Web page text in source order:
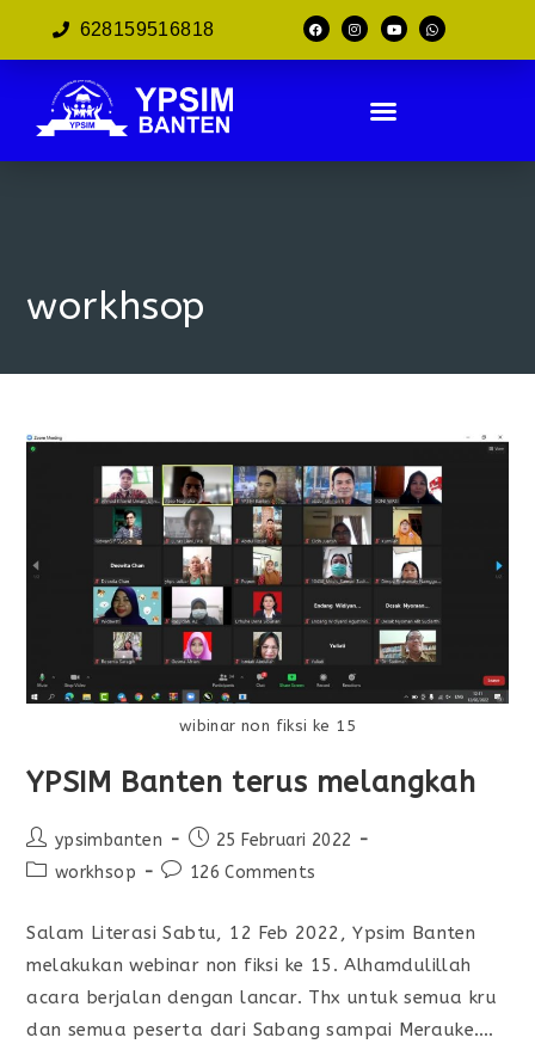
628159516818
workhsop
wibinar non fiksi ke 15
YPSIM Banten terus melangkah
ypsimbanten
25 Februari 2022
workhsop
126 Comments
Salam Literasi Sabtu, 12 Feb 2022, Ypsim Banten
melakukan webinar non fiksi ke 15. Alhamdulillah
acara berjalan dengan lancar. Thx untuk semua kru
dan semua peserta dari Sabang sampai Merauke.…